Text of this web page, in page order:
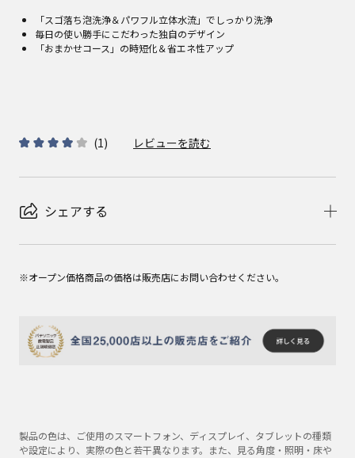
「スゴ落ち泡洗浄＆パワフル立体水流」でしっかり洗浄
毎日の使い勝手にこだわった独自のデザイン
「おまかせコース」の時短化＆省エネ性アップ
(1) レビューを読む
シェアする
※オープン価格商品の価格は販売店にお問い合わせください。
製品の色は、ご使用のスマートフォン、ディスプレイ、タブレットの種類
や設定により、実際の色と若干異なります。また、見る角度・照明・床や